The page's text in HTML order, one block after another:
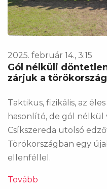
2025. február 14., 3:15
Gól nélküli
zárjuk a
Taktikus, fizikális, az
hasonlító, de gól nélkül
Csíkszereda utolsó
Törökországban egy
ellenféllel.
Tovább